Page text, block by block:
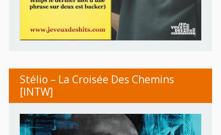
Stélio – La Croisée Des Chemins
[INTW]